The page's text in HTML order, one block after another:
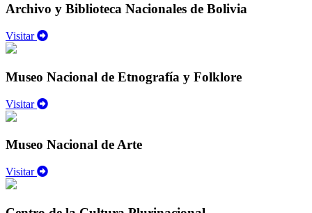
Archivo y Biblioteca Nacionales de Bolivia
Visitar
Museo Nacional de Etnografía y Folklore
Visitar
Museo Nacional de Arte
Visitar